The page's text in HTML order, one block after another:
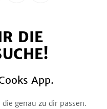
InstagramYouTube
DIE
App.
genau zu dir passen.